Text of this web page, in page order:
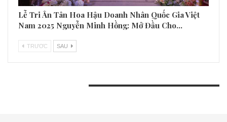
Lễ Tri Ân Tân Hoa Hậu Doanh Nhân Quốc Gia Việt
Nam 2025 Nguyễn Minh Hồng: Mở Đầu Cho…
TRƯƠC SAU